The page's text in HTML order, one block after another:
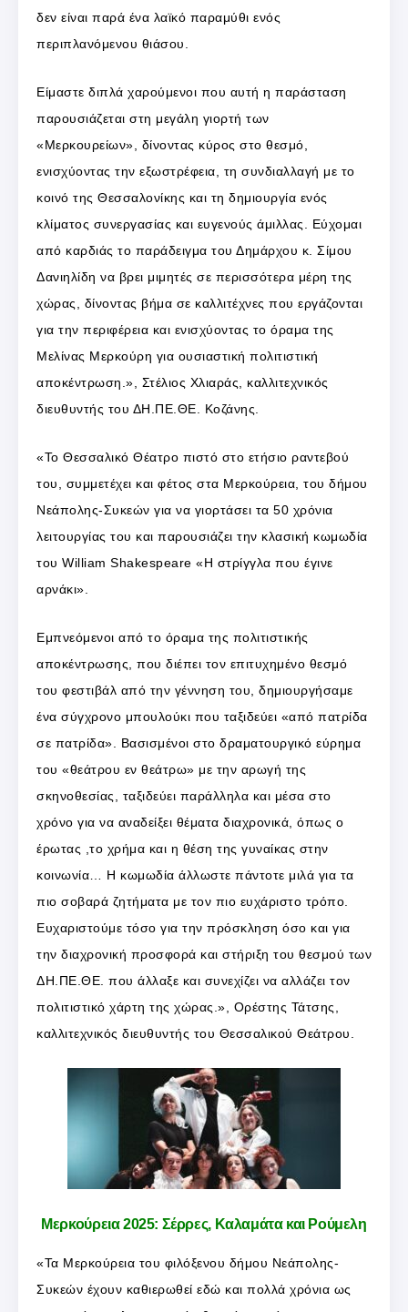
δεν είναι παρά ένα λαϊκό παραμύθι ενός
περιπλανόμενου θιάσου.
Είμαστε διπλά χαρούμενοι που αυτή η παράσταση
παρουσιάζεται στη μεγάλη γιορτή των
«Μερκουρείων», δίνοντας κύρος στο θεσμό,
ενισχύοντας την εξωστρέφεια, τη συνδιαλλαγή με το
κοινό της Θεσσαλονίκης και τη δημιουργία ενός
κλίματος συνεργασίας και ευγενούς άμιλλας. Εύχομαι
από καρδιάς το παράδειγμα του Δημάρχου κ. Σίμου
Δανιηλίδη να βρει μιμητές σε περισσότερα μέρη της
χώρας, δίνοντας βήμα σε καλλιτέχνες που εργάζονται
για την περιφέρεια και ενισχύοντας το όραμα της
Μελίνας Μερκούρη για ουσιαστική πολιτιστική
αποκέντρωση.», Στέλιος Χλιαράς, καλλιτεχνικός
διευθυντής του ΔΗ.ΠΕ.ΘΕ. Κοζάνης.
«Το Θεσσαλικό Θέατρο πιστό στο ετήσιο ραντεβού
του, συμμετέχει και φέτος στα Μερκούρεια, του δήμου
Νεάπολης-Συκεών για να γιορτάσει τα 50 χρόνια
λειτουργίας του και παρουσιάζει την κλασική κωμωδία
του William Shakespeare «Η στρίγγλα που έγινε
αρνάκι».
Εμπνεόμενοι από το όραμα της πολιτιστικής
αποκέντρωσης, που διέπει τον επιτυχημένο θεσμό
του φεστιβάλ από την γέννηση του, δημιουργήσαμε
ένα σύγχρονο μπουλούκι που ταξιδεύει «από πατρίδα
σε πατρίδα». Βασισμένοι στο δραματουργικό εύρημα
του «θεάτρου εν θεάτρω» με την αρωγή της
σκηνοθεσίας, ταξιδεύει παράλληλα και μέσα στο
χρόνο για να αναδείξει θέματα διαχρονικά, όπως ο
έρωτας ,το χρήμα και η θέση της γυναίκας στην
κοινωνία… Η κωμωδία άλλωστε πάντοτε μιλά για τα
πιο σοβαρά ζητήματα με τον πιο ευχάριστο τρόπο.
Ευχαριστούμε τόσο για την πρόσκληση όσο και για
την διαχρονική προσφορά και στήριξη του θεσμού των
ΔΗ.ΠΕ.ΘΕ. που άλλαξε και συνεχίζει να αλλάζει τον
πολιτιστικό χάρτη της χώρας.», Ορέστης Τάτσης,
καλλιτεχνικός διευθυντής του Θεσσαλικού Θεάτρου.
Μερκούρεια 2025: Σέρρες, Καλαμάτα και Ρούμελη
«Τα Μερκούρεια του φιλόξενου δήμου Νεάπολης-
Συκεών έχουν καθιερωθεί εδώ και πολλά χρόνια ως